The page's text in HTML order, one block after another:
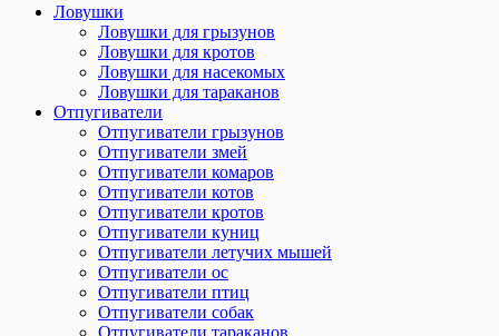
Ловушки
Ловушки для грызунов
Ловушки для кротов
Ловушки для насекомых
Ловушки для тараканов
Отпугиватели
Отпугиватели грызунов
Отпугиватели змей
Отпугиватели комаров
Отпугиватели котов
Отпугиватели кротов
Отпугиватели куниц
Отпугиватели летучих мышей
Отпугиватели ос
Отпугиватели птиц
Отпугиватели собак
Отпугиватели тараканов